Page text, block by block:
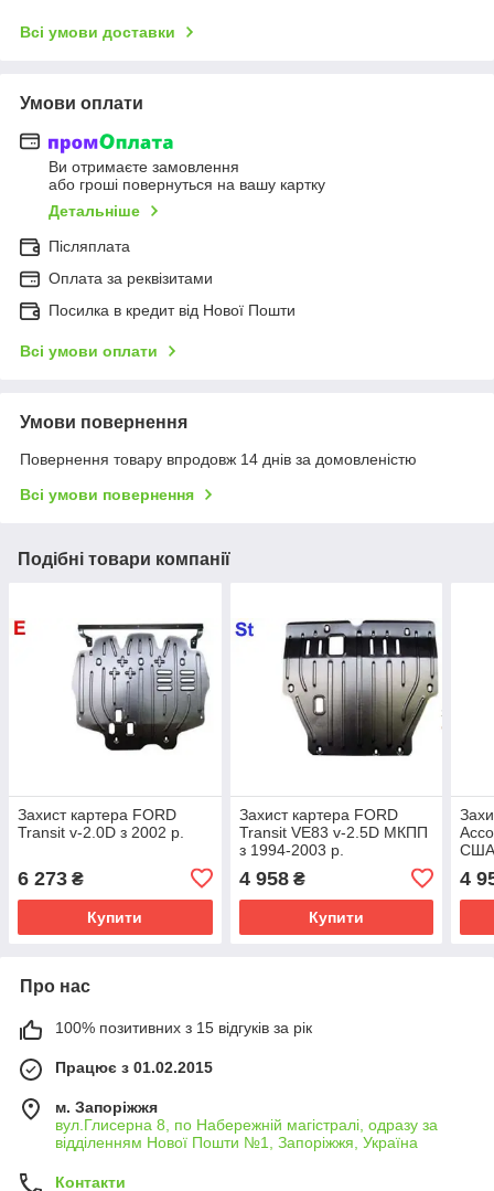
Всі умови доставки
Умови оплати
Ви отримаєте замовлення
або гроші повернуться на вашу картку
Детальніше
Післяплата
Оплата за реквізитами
Посилка в кредит від Нової Пошти
Всі умови оплати
Умови повернення
Повернення товару впродовж 14 днів за домовленістю
Всі умови повернення
Подібні товари компанії
Захист картера FORD
Transit v-2.0D з 2002 р.
6 273 ₴
Купити
Захист картера FORD
Transit VE83 v-2.5D МКПП
з 1994-2003 р.
4 958₴
Купити
США
4
Про нас
100% позитивних з 15 відгуків за рік
Працює з 01.02.2015
м. Запоріжжя
вул.Глисерна 8, по Набережній магістралі, одразу за
відділенням Нової Пошти №1, Запоріжжя, Україна
Контакти